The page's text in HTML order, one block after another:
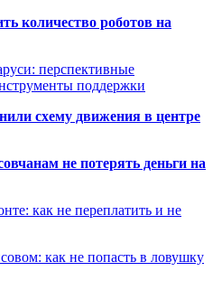
количество роботов на
перспективные
поддержки
схему движения в центре
не потерять деньги на
как не переплатить и не
как не попасть в ловушку